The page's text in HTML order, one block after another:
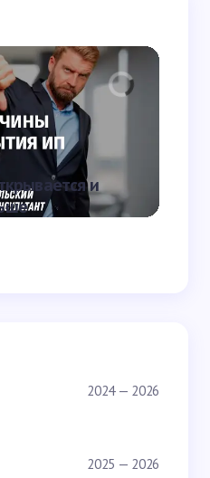
следующих
и
2024 — 2026
2025 — 2026